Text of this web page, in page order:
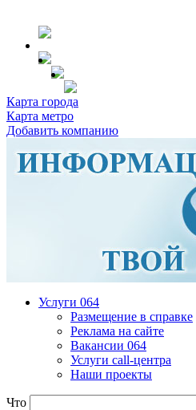
Карта города
Карта метро
Добавить компанию
Услуги 064
Размещение в справке
Реклама на сайте
Вакансии 064
Услуги call-центра
Наши проекты
Что